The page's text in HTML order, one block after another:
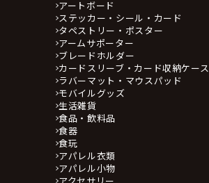
アートボード
ステッカー・シール・カード
タペストリー・ポスター
アームサポーター
ブレードホルダー
カードスリーブ・カード収納ケース
ラバーマット・マウスパッド
モバイルグッズ
生活雑貨
食品・飲料品
食器
食玩
アパレル衣類
アパレル小物